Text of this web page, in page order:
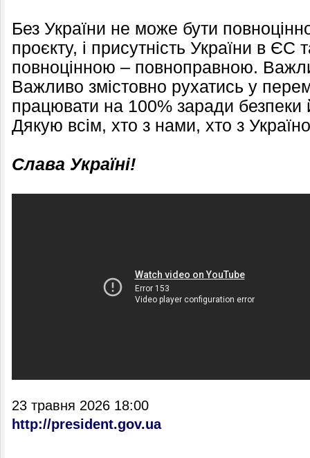
Без України не може бути
проєкту, і присутність України в ЄС
повноцінною – повноправною.
Важливо змістовно рухатись у
працювати на 100% заради
Дякую всім, хто з нами, хто з
Слава Україні!
23 травня 2026 18:00
http://president.gov.ua